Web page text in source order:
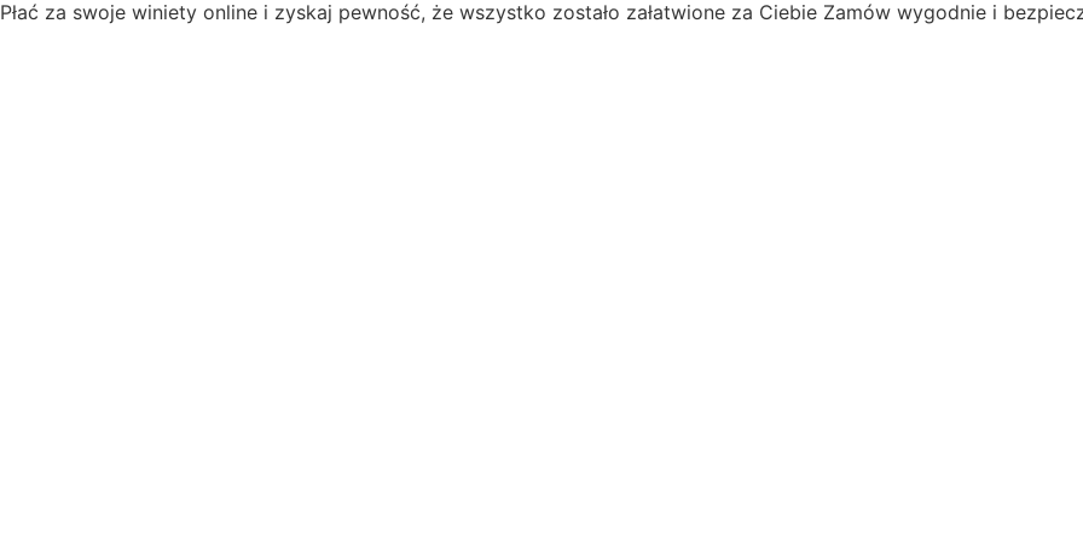
Płać za swoje winiety online i zyskaj pewność, że wszystko zostało załatwione za Ciebie Zamów wygodnie i